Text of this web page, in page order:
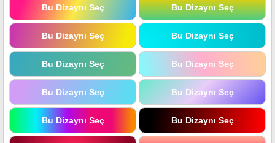
Bu Dizaynı Seç Bu Dizaynı Seç
Bu Dizaynı Seç Bu Dizaynı Seç
Bu Dizaynı Seç Bu Dizaynı Seç
Bu Dizaynı Seç Bu Dizaynı Seç
Bu Dizaynı Seç Bu Dizaynı Seç